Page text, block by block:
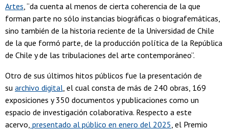
Artes, “da cuenta al menos de cierta coherencia de la que
forman parte no sólo instancias biográficas o biografemáticas,
sino también de la historia reciente de la Universidad de Chile
de la que formó parte, de la producción política de la República
de Chile y de las tribulaciones del arte contemporáneo”.
Otro de sus últimos hitos públicos fue la presentación de
su archivo digital, el cual consta de más de 240 obras, 169
exposiciones y 350 documentos y publicaciones como un
espacio de investigación colaborativa. Respecto a este
acervo, presentado al público en enero del 2025, el Premio